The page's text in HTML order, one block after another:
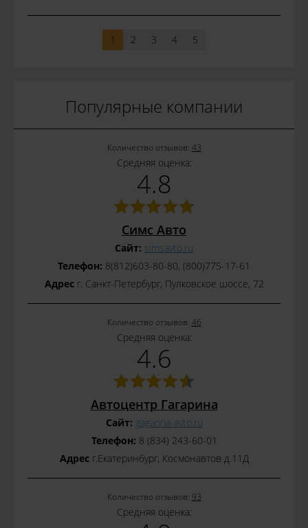
1 2 3 4 5
Популярные компании
Количество отзывов: 43
Средняя оценка:
4.8
Симс Авто
Сайт: simsavto.ru
Телефон: 8(812)603-80-80, (800)775-17-61
Адресг. Санкт-Петербург, Пулковское шоссе, 72
Количество отзывов: 46
Средняя оценка:
4.6
Автоцентр Гагарина
Сайт: gagarina-avto.ru
Телефон: 8 (834) 243-60-01
Адресг.Екатеринбург, Космонавтов д.11Д
Количество отзывов: 93
Средняя оценка: